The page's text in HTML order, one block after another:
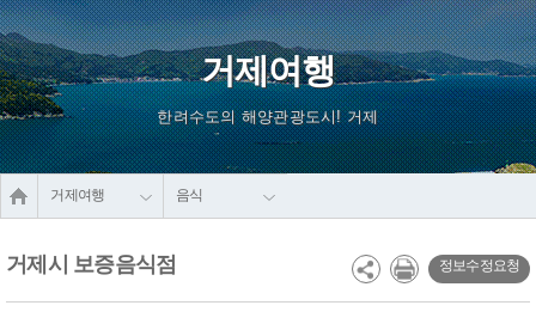
거제여행
한려수도의 해양관광도시! 거제
거제여행 음식
거제시 보증음식점 정보수정요청